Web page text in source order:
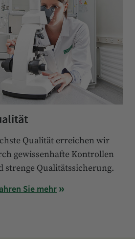
Qualität erreichen wir
gewissenhafte Kontrollen
strenge Qualitätssicherung.
Sie mehr